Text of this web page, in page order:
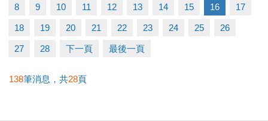
抽籤結果公布
11/28（五）下午16:00
公布於：1樓球館櫃台／官網／FB粉絲專頁
繳費時間
8 9 10 11 12 13 14 15 16 17
18 19 20 21 22 23 24 25 26
27 28 下一頁 最後一頁
138筆消息，共28頁